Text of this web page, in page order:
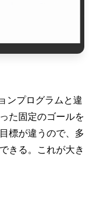
ンプログラムと違
た固定のゴールを
標が違うので、多
きる。これが大き